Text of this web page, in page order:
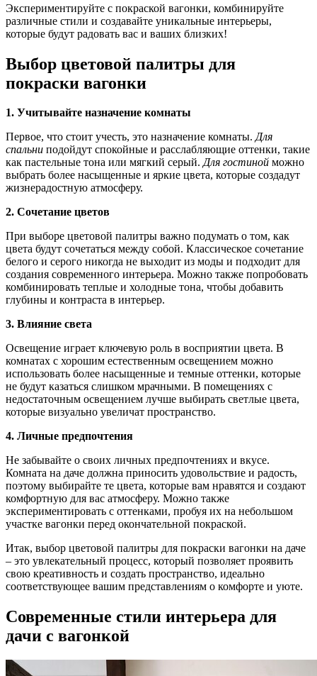
Экспериментируйте с покраской вагонки, комбинируйте
различные стили и создавайте уникальные интерьеры,
которые будут радовать вас и ваших близких!
Выбор цветовой палитры для
покраски вагонки
1. Учитывайте назначение комнаты
Первое, что стоит учесть, это назначение комнаты.Для
спальни подойдут спокойные и расслабляющие оттенки, такие
как пастельные тона или мягкий серый.Для гостиной можно
выбрать более насыщенные и яркие цвета, которые создадут
жизнерадостную атмосферу.
2. Сочетание цветов
При выборе цветовой палитры важно подумать о том, как
цвета будут сочетаться между собой. Классическое сочетание
белого и серого никогда не выходит из моды и подходит для
создания современного интерьера. Можно также попробовать
комбинировать теплые и холодные тона, чтобы добавить
глубины и контраста в интерьер.
3. Влияние света
Освещение играет ключевую роль в восприятии цвета. В
комнатах с хорошим естественным освещением можно
использовать более насыщенные и темные оттенки, которые
не будут казаться слишком мрачными. В помещениях с
недостаточным освещением лучше выбирать светлые цвета,
которые визуально увеличат пространство.
4. Личные предпочтения
Не забывайте о своих личных предпочтениях и вкусе.
Комната на даче должна приносить удовольствие и радость,
поэтому выбирайте те цвета, которые вам нравятся и создают
комфортную для вас атмосферу. Можно также
экспериментировать с оттенками, пробуя их на небольшом
участке вагонки перед окончательной покраской.
Итак, выбор цветовой палитры для покраски вагонки на даче
– это увлекательный процесс, который позволяет проявить
свою креативность и создать пространство, идеально
соответствующее вашим представлениям о комфорте и уюте.
Современные стили интерьера для
дачи с вагонкой